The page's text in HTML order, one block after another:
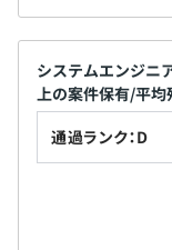
システムエンジニ
上の案件保有/平
通過ランク：D